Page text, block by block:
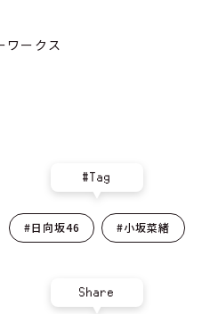
ークス
#Tag
#日向坂46 #小坂菜緒
Share